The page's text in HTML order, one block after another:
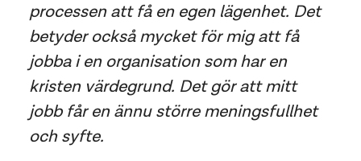
processen att få en egen lägenhet. Det
betyder också mycket för mig att få
jobba i en organisation som har en
kristen värdegrund. Det gör att mitt
jobb får en ännu större meningsfullhet
och syfte.